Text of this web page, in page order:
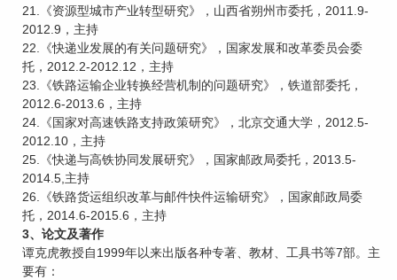
21.《资源型城市产业转型研究》，山西省朔州市委托，2011.9-
2012.9，主持
22.《快递业发展的有关问题研究》，国家发展和改革委员会委
托，2012.2-2012.12，主持
23.《铁路运输企业转换经营机制的问题研究》，铁道部委托，
2012.6-2013.6，主持
24.《国家对高速铁路支持政策研究》，北京交通大学，2012.5-
2012.10，主持
25.《快递与高铁协同发展研究》，国家邮政局委托，2013.5-
2014.5,主持
26.《铁路货运组织改革与邮件快件运输研究》，国家邮政局委
托，2014.6-2015.6，主持
3、论文及著作
谭克虎教授自1999年以来出版各种专著、教材、工具书等7部。主
要有：